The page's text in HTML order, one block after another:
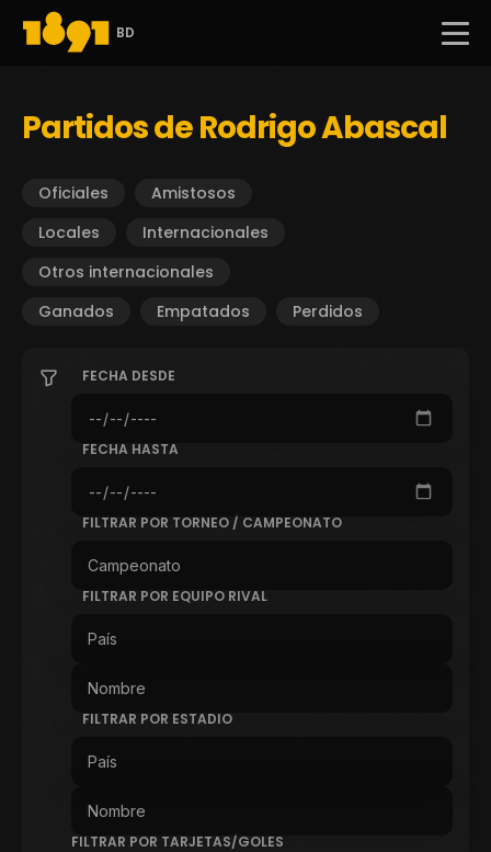
BD
Partidos de Rodrigo Abascal
Oficiales
Amistosos
Locales
Internacionales
Otros internacionales
Ganados
Empatados Perdidos
FECHA DESDE
FECHA HASTA
FILTRAR POR TORNEO / CAMPEONATO
FILTRAR POR EQUIPO RIVAL
FILTRAR POR ESTADIO
FILTRAR POR TARJETAS/GOLES